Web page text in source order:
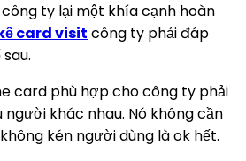
ty lại một khía cạnh hoàn
card visit công ty phải đáp
card phù hợp cho công ty phải
khác nhau. Nó không cần
kén người dùng là ok hết.